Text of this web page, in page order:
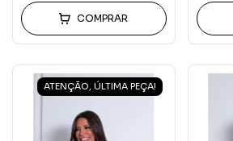
COMPRAR
ATENÇÃO, ÚLTIMA PEÇA!